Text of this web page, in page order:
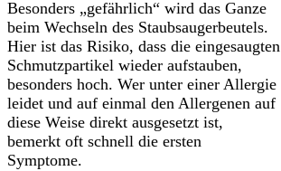
Besonders „gefährlich“ wird das Ganze
beim Wechseln des Staubsaugerbeutels.
Hier ist das Risiko, dass die eingesaugten
Schmutzpartikel wieder aufstauben,
besonders hoch. Wer unter einer Allergie
leidet und auf einmal den Allergenen auf
diese Weise direkt ausgesetzt ist,
bemerkt oft schnell die ersten
Symptome.